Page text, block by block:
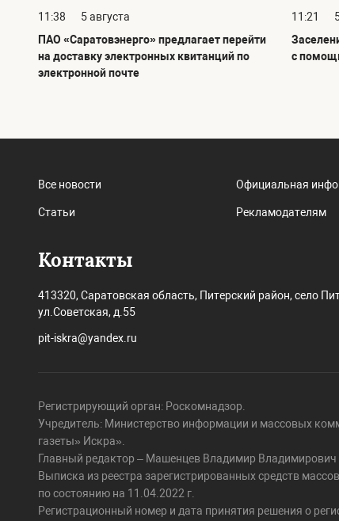
11:38
5 августа
ПАО «Саратовэнерго» предлагает перейти
на доставку электронных квитанций по
электронной почте
11:21
с
Все новости
Статьи
Официальная
Рекламодателям
Контакты
413320, Саратовская область, Питерский район, село
ул.Советская, д.55
pit-iskra@yandex.ru
Регистрирующий орган: Роскомнадзор.
Учредитель: Министерство информации и массовых
газеты» Искра».
Главный редактор – Машенцев Владимир Владимирович
Выписка из реестра зарегистрированных средств
по состоянию на 11.04.2022 г.
Регистрационный номер и дата принятия решения о